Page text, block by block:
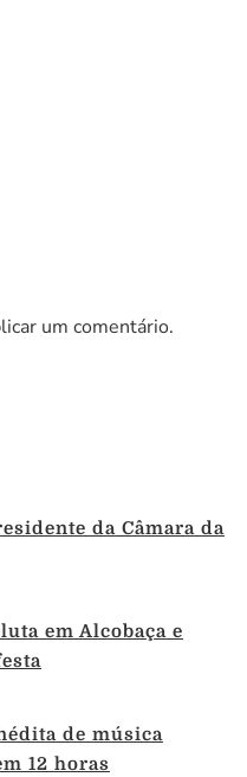
um comentário.
da Câmara da
em Alcobaça e
de música
12 horas